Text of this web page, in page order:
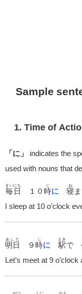
Sample
1. Time of
「に」
indicates the
used with nouns that
毎日
まいにち
１０ 時
じ
に 寝
ね
I sleep at 10 o’clock
明日
あした
９ 時
じ
に 駅
えき
で
Let’s meet at 9 o’clock